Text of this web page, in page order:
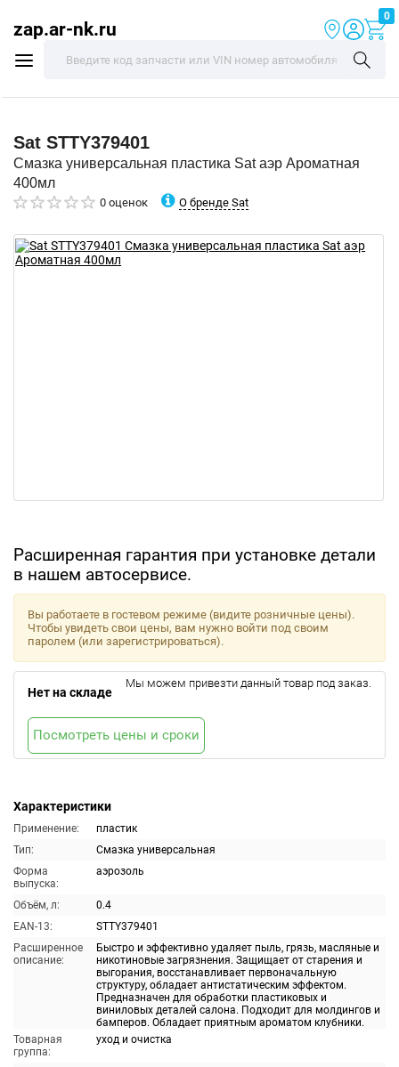
zap.ar-nk.ru
0
Sat STTY379401
Смазка универсальная пластика Sat аэр Ароматная
400мл
0 оценок О бренде Sat
Расширенная гарантия при установке детали
в нашем автосервисе.
Характеристики
Применение:
пластик
Тип:
Смазка универсальная
Форма
выпуска:
аэрозоль
Объём, л:
0.4
EAN-13:
STTY379401
Расширенное
описание:
Быстро и эффективно удаляет пыль, грязь, масляные и
никотиновые загрязнения. Защищает от старения и
выгорания, восстанавливает первоначальную
структуру, обладает антистатическим эффектом.
Предназначен для обработки пластиковых и
виниловых деталей салона. Подходит для молдингов и
бамперов. Обладает приятным ароматом клубники.
Товарная
группа:
уход и очистка
Вы работаете в гостевом режиме (видите розничные цены).
Чтобы увидеть свои цены, вам нужно войти под своим
паролем (или зарегистрироваться).
Нет на складе
Мы можем привезти данный товар под заказ.
Посмотреть цены и сроки